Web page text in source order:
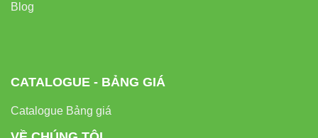
Blog
CATALOGUE - BẢNG GIÁ
Catalogue Bảng giá